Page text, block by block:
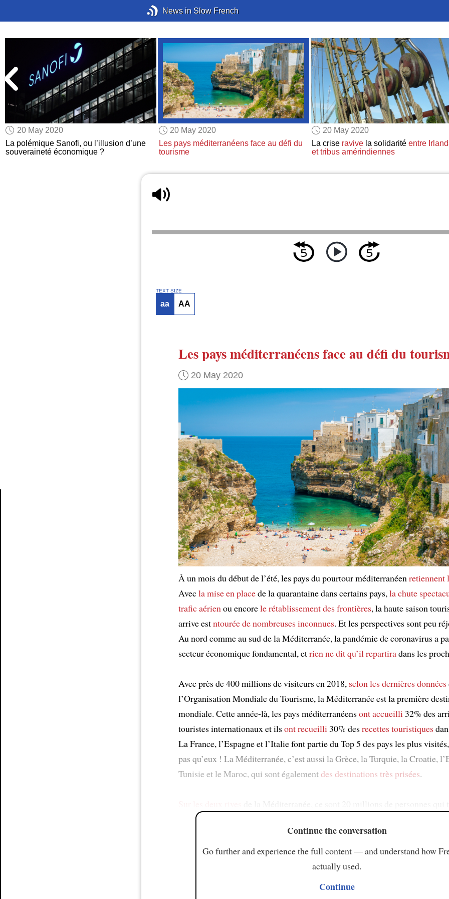
News in Slow French
20 May 2020
La polémique Sanofi, ou l’illusion d’une
souveraineté économique ?
20 May 2020
Les pays méditerranéens face au défi du
tourisme
20 May 2020
La crise ravivela solidarité entre
et tribus amérindiennes
TEXT SIZE
aa AA
Les pays méditerranéens face au défi du
20 May 2020
À un mois du début de l’été, les pays du pourtour méditerranéen retiennent
Avecla mise en placede la quarantaine dans certains pays, la chute
trafic aérien ou encorele rétablissement des frontières, la haute saison
arrive estntourée de nombreuses inconnues. Et les perspectives sont peu
Au nord comme au sud de la Méditerranée, la pandémie de coronavirus a
secteur économique fondamental, etrien ne dit qu’il repartiradans les
Avec près de 400 millions de visiteurs en 2018, selon les dernières données
l’Organisation Mondiale du Tourisme, la Méditerranée est la première
mondiale. Cette année-là, les pays méditerranéensont accueilli 32% des
touristes internationaux et ilsont recueilli 30% desrecettes touristiques
La France, l’Espagne et l’Italie font partie du Top 5 des pays les plus
pas qu’eux ! La Méditerranée, c’est aussi la Grèce, la Turquie, la Croatie,
Tunisie et le Maroc, qui sont égalementdes destinations très prisées.
Continue the conversation
Go further and experience the full content — and understand how
actually used.
Continue